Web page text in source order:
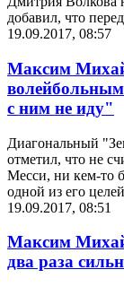
добавил, что
19.09.2017, 08:57
Максим
с ним не иду"
Диагональный
отметил, что не
Месси, ни кем-то
одной из его
19.09.2017, 08:51
Максим
два раза